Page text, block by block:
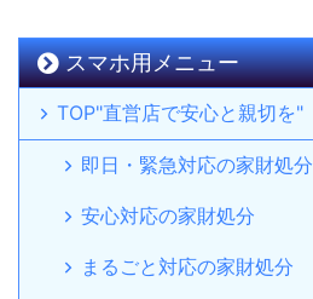
スマホ用メニュー
TOP"直営店で安心と親切を"
即日・緊急対応の家財処分
安心対応の家財処分
まるごと対応の家財処分